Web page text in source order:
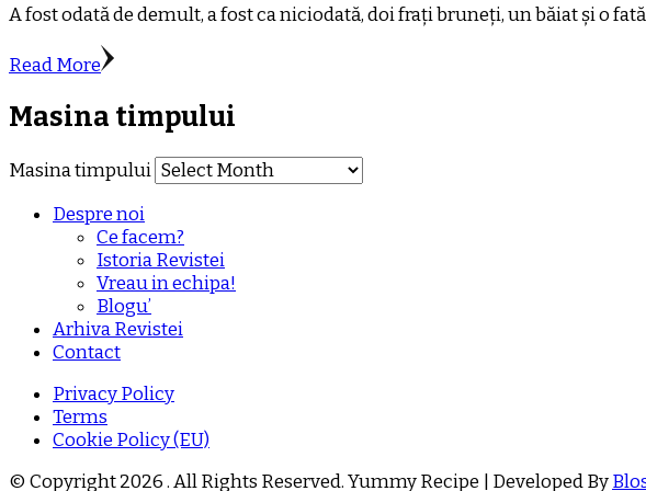
A fost odată de demult, a fost ca niciodată, doi frați bruneți, un băiat și o
Read More
Masina timpului
Masina timpului
Despre noi
Ce facem?
Istoria Revistei
Vreau in echipa!
Blogu’
Arhiva Revistei
Contact
Privacy Policy
Terms
Cookie Policy (EU)
© Copyright 2026. All Rights Reserved.Yummy Recipe | Developed By